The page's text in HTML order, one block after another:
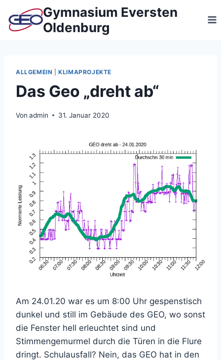
Inhalt
springen
Gymnasium Eversten
Oldenburg
ALLGEMEIN |KLIMAPROJEKTE
Das Geo „dreht ab“
Von admin 31. Januar 2020
Am 24.01.20 war es um 8:00 Uhr gespenstisch
dunkel und still im Gebäude des GEO, wo sonst
die Fenster hell erleuchtet sind und
Stimmengemurmel durch die Türen in die Flure
dringt. Schulausfall? Nein, das GEO hat in den